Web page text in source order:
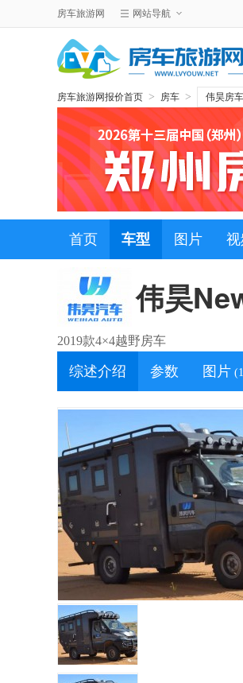
房车旅游网 网站导航
房车旅游网报价首页 > 房车 > 伟昊房车
首页 车型 图片 视
伟昊
2019款4×4越野房车
综述介绍 参数 图片